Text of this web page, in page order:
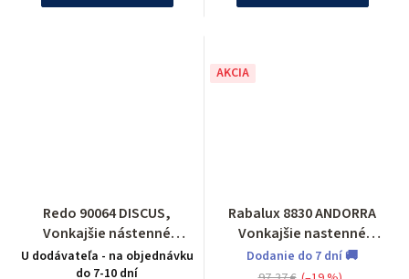
Redo 90064 DISCUS,
Vonkajšie nástenné
svietidlo
U dodávateľa - na objednávku
do 7-10 dní
AKCIA
Rabalux 8830 ANDORRA
Vonkajšie nastenné
svietidlo
Dodanie do 7 dní 🚚